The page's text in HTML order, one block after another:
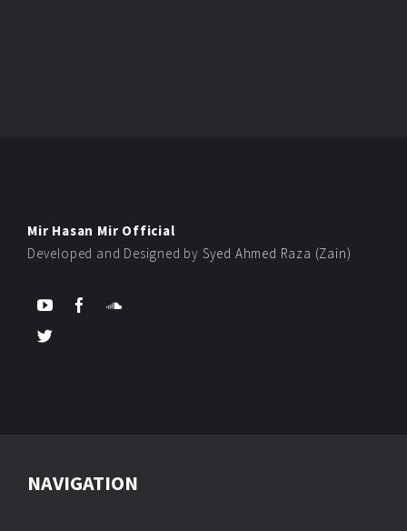
Mir Hasan Mir Official
Developed and Designed by Syed Ahmed Raza (Zain)
NAVIGATION